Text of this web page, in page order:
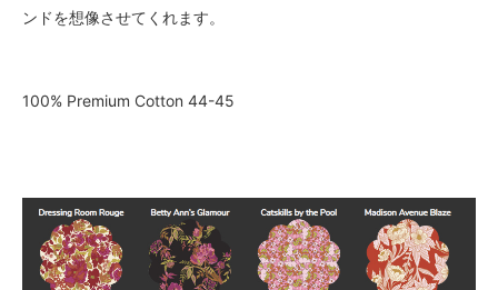
ンドを想像させてくれます。
100% Premium Cotton 44-45